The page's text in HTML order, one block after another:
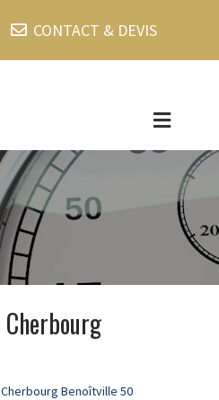
CONTACT & DEVIS
Benoîtville 50